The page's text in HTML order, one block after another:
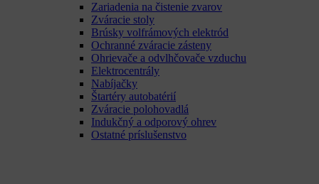
Zariadenia na čistenie zvarov
Zváracie stoly
Brúsky volfrámových elektród
Ochranné zváracie zásteny
Ohrievače a odvlhčovače vzduchu
Elektrocentrály
Nabíjačky
Štartéry autobatérií
Zváracie polohovadlá
Indukčný a odporový ohrev
Ostatné príslušenstvo